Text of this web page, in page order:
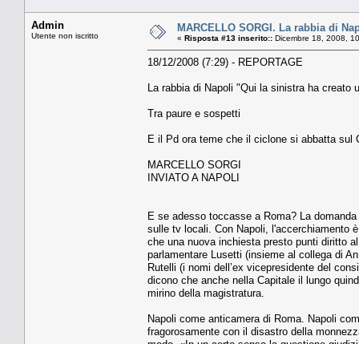
Admin
Utente non iscritto
MARCELLO SORGI. La rabbia di
« Risposta #13 inserito:: Dicembre 18, 2008,
18/12/2008 (7:29) - REPORTAGE
La rabbia di Napoli "Qui la sinistra ha creato
Tra paure e sospetti
E il Pd ora teme che il ciclone si abbatta sul
MARCELLO SORGI
INVIATO A NAPOLI
E se adesso toccasse a Roma? La
sulle tv locali. Con Napoli, l'accerchiamento
che una nuova inchiesta presto punti diritto
parlamentare Lusetti (insieme al collega di
Rutelli (i nomi dell’ex vicepresidente del
dicono che anche nella Capitale il lungo
mirino della magistratura.
Napoli come anticamera di Roma. Napoli
fragorosamente con il disastro della